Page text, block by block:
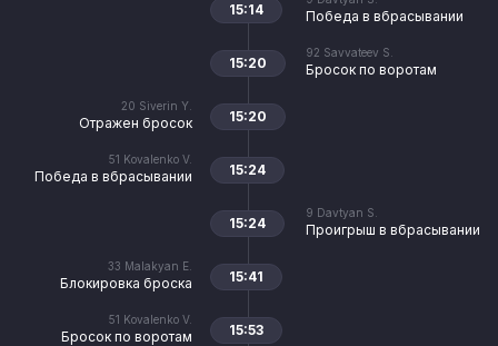
Победа в вбрасывании
15:14
92 Savvateev S.
Бросок по воротам
15:20
20 Siverin Y.
Отражен бросок 15:20
51 Kovalenko V.
Победа в вбрасывании 15:24
9 Davtyan S.
Проигрыш в вбрасывании
15:24
33 Malakyan E.
Блокировка броска 15:41
51 Kovalenko V.
Бросок по воротам 15:53